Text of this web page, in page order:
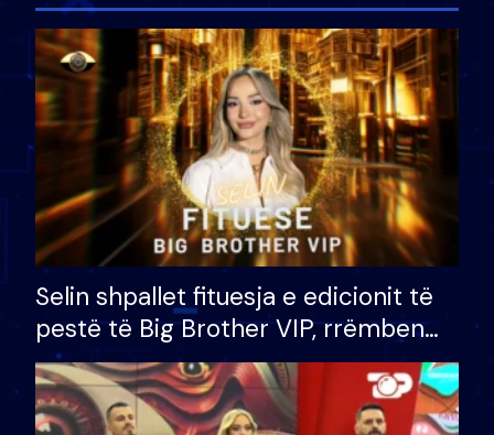
Selin shpallet fituesja e edicionit të
pestë të Big Brother VIP, rrëmben
çmimin e madh prej 100 mijë eurosh